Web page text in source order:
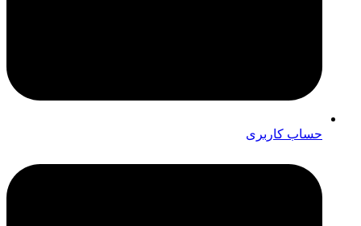
حساب کاربری